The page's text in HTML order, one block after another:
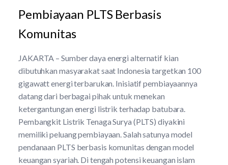
Pembiayaan PLTS Berbasis
Komunitas
JAKARTA – Sumber daya energi alternatif kian
dibutuhkan masyarakat saat Indonesia targetkan 100
gigawatt energi terbarukan. Inisiatif pembiayaannya
datang dari berbagai pihak untuk menekan
ketergantungan energi listrik terhadap batubara.
Pembangkit Listrik Tenaga Surya (PLTS) diyakini
memiliki peluang pembiayaan. Salah satunya model
pendanaan PLTS berbasis komunitas dengan model
keuangan syariah. Di tengah potensi keuangan islam